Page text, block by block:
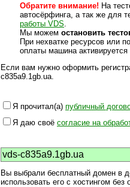
Обратите внимание! На
автосёрфинга, а так же для
работы VDS
Мы можем остановить
При нехватке ресурсов или
оплаты машина
Если вам нужно оформить
c835a9.1gb.ua.
Я прочитал(а) публичный
Я даю своё согласие на
Вы выбрали бесплатный домен в
использовать его с хостингом